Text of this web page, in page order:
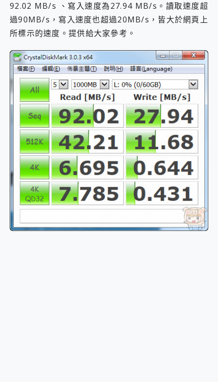
92.02 MB/s 、寫入速度為27.94 MB/s。讀取速度超
過90MB/s，寫入速度也超過20MB/s，皆大於網頁上
所標示的速度。提供給大家參考。